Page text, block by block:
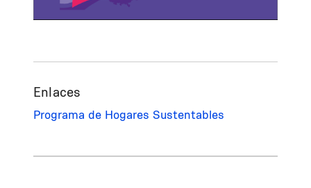
Enlaces
Programa de Hogares Sustentables